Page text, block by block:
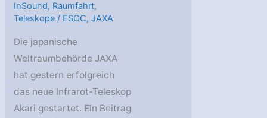
InSound, Raumfahrt,
Teleskope / ESOC,JAXA
Die japanische
Weltraumbehörde JAXA
hat gestern erfolgreich
das neue Infrarot-Teleskop
Akari gestartet. Ein Beitrag